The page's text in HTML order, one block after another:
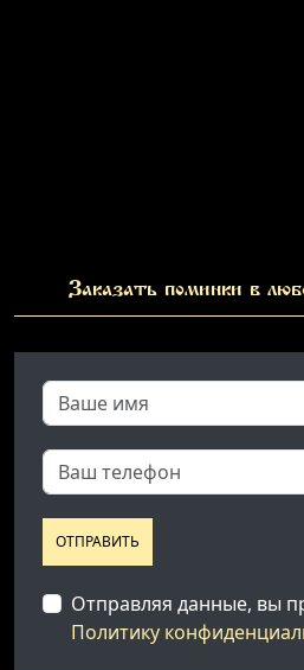
Заказать поминки в
ОТПРАВИТЬ
Отправляя данные, вы
Политику